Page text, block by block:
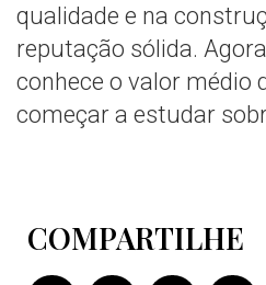
qualidade e na
reputação sólida.
conhece o valor médio
começar a estudar
COMPARTILHE